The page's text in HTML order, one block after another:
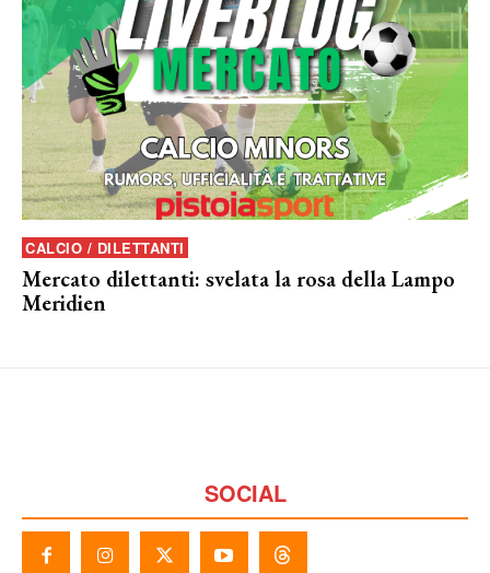
CALCIO / DILETTANTI
Mercato dilettanti: svelata la rosa della Lampo
Meridien
SOCIAL